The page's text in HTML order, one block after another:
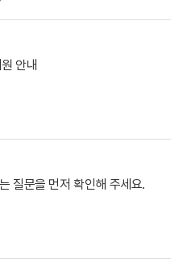
안내
질문을 먼저 확인해 주세요.